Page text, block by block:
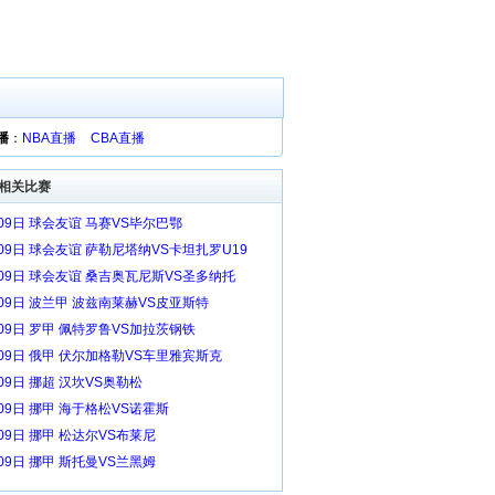
： NBA直播 CBA直播
关比赛
日 球会友谊 马赛VS毕尔巴鄂
日 球会友谊 萨勒尼塔纳VS卡坦扎罗U19
日 球会友谊 桑吉奥瓦尼斯VS圣多纳托
日 波兰甲 波兹南莱赫VS皮亚斯特
日 罗甲 佩特罗鲁VS加拉茨钢铁
日 俄甲 伏尔加格勒VS车里雅宾斯克
日 挪超 汉坎VS奥勒松
日 挪甲 海于格松VS诺霍斯
日 挪甲 松达尔VS布莱尼
日 挪甲 斯托曼VS兰黑姆